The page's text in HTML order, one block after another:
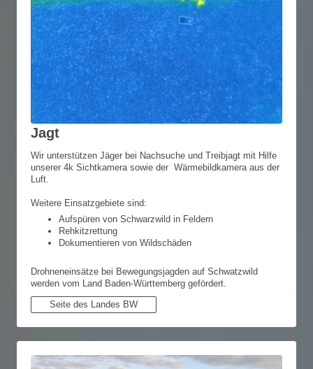
Jagt
Wir unterstützen Jäger bei Nachsuche und Treibjagt mit Hilfe
unserer 4k Sichtkamera sowie der Wärmebildkamera aus der
Luft.
Weitere Einsatzgebiete sind:
Aufspüren von Schwarzwild in Feldern
Rehkitzrettung
Dokumentieren von Wildschäden
Drohneneinsätze bei Bewegungsjagden auf Schwatzwild
werden vom Land Baden-Württemberg gefördert.
Seite des Landes BW